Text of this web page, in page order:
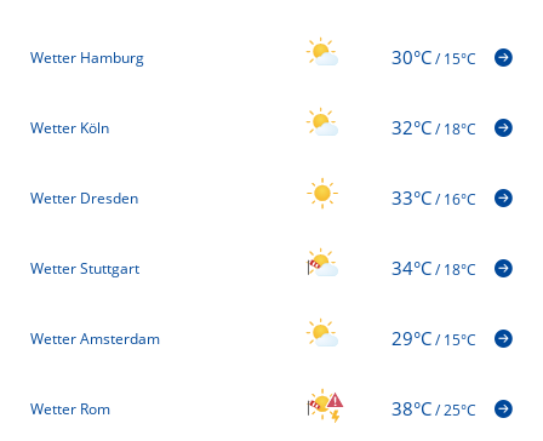
Wetter Hamburg 30°C/15°C
Wetter Köln 32°C/18°C
Wetter Dresden 33°C/16°C
Wetter Stuttgart 34°C/18°C
Wetter Amsterdam 29°C/15°C
Wetter Rom 38°C/25°C